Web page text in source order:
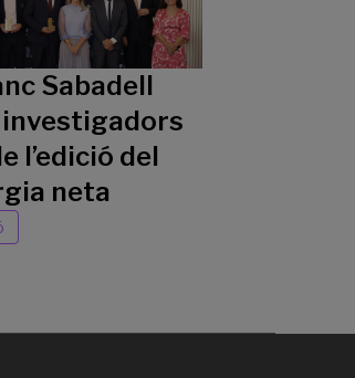
Sabadell
investigadors
l’edició del
neta